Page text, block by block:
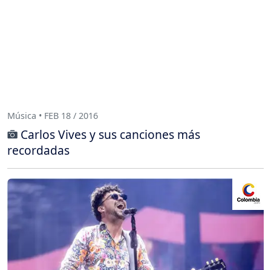
Música • FEB 18 / 2016
Carlos Vives y sus canciones más
recordadas